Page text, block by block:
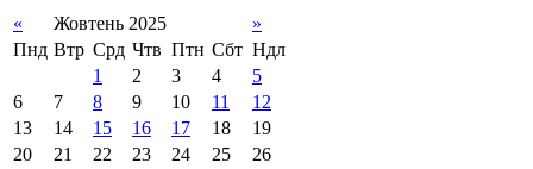
« Жовтень 2025
»
Пнд Втр Срд Чтв Птн Сбт Ндл
1
2 3 4
5
6
7 8 9 10 11
12
13
14 15 16 17 18
19
20
21 22 23 24 25
26